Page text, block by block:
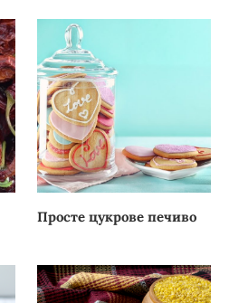
Просте цукрове печиво